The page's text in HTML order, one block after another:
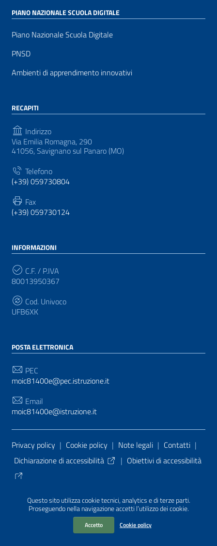
Questo sito utilizza cookie tecnici, analytics e di terze parti.
Proseguendo nella navigazione accetti l’utilizzo dei cookie.
Accetto Cookie policy
PIANO NAZIONALE SCUOLA DIGITALE
Piano Nazionale Scuola Digitale
PNSD
Ambienti di apprendimento innovativi
RECAPITI
Indirizzo
Via Emilia Romagna, 290
41056, Savignano sul Panaro (MO)
Telefono
(+39) 059730804
Fax
(+39) 059730124
INFORMAZIONI
C.F. / P.IVA
80013950367
Cod. Univoco
UFB6XK
POSTA ELETTRONICA
PEC
moic81400e@pec.istruzione.it
Email
moic81400e@istruzione.it
Sezione Link Utili
Privacy policy | Cookie policy | Note legali | Contatti |
Dichiarazione di accessibilità
| Obiettivi di accessibilità
PA di AgID
| Realizzato con WordPress
da